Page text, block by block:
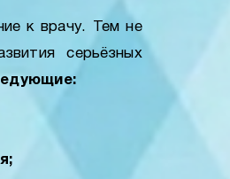
к врачу. Тем не
серьёзных